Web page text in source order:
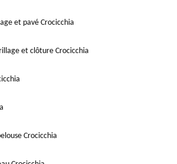
et pavé Crocicchia
et clôture Crocicchia
Crocicchia